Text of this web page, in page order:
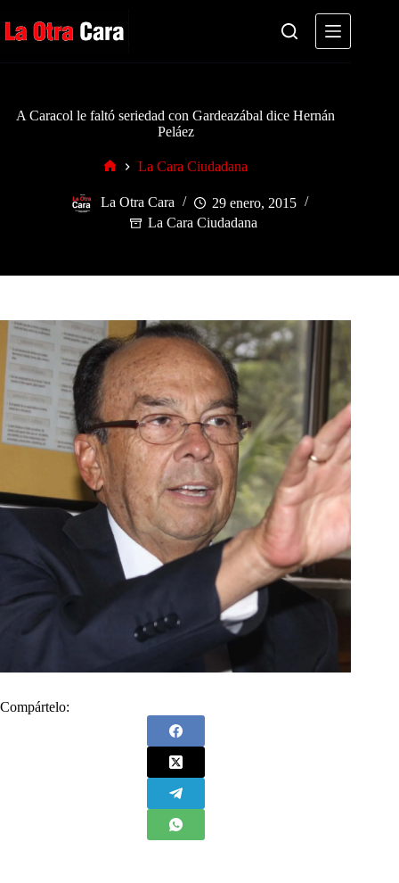
al
contenido
A Caracol le faltó seriedad con Gardeazábal dice Hernán
Peláez
La Cara Ciudadana
La Otra Cara
29 enero, 2015
La Cara Ciudadana
Compártelo: